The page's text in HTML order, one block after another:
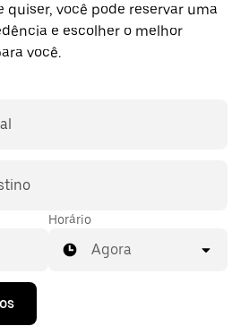
quiser, você pode reservar uma
e escolher o melhor
você.
Horário
Agora